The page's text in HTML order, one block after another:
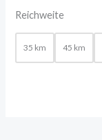
Reichweite
35 km 45 km